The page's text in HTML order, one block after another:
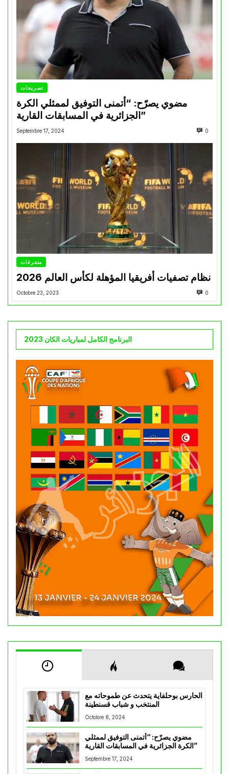
تصريحات
مضوي يصرّح: “أتمنى التوفيق لممثلي الكرة
الجزائرية في المسابقات القارية”
Septembre 17, 2024 0
متفرقات
نظام تصفيات أفريقيا المؤهلة لكأس العالم 2026
Octobre 23, 2023 0
البرنامج الكامل لمباريات الكان 2023
الحارس بوحلفاية يتحدث عن طموحاته مع
المنتخب و شباب قسنطينة
Octobre 8, 2024
مضوي يصرّح: “أتمنى التوفيق لممثلي
الكرة الجزائرية في المسابقات القارية”
Septembre 17, 2024